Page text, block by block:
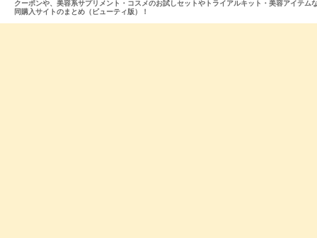
クーポンや、美容系サプリメント・コスメのお試しセットやトライアルキット・美容アイテ
同購入サイトのまとめ（ビューティ版）！